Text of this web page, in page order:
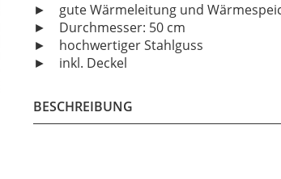
► gute Wärmeleitung und
► Durchmesser: 50 cm
► hochwertiger Stahlguss
► inkl. Deckel
BESCHREIBUNG